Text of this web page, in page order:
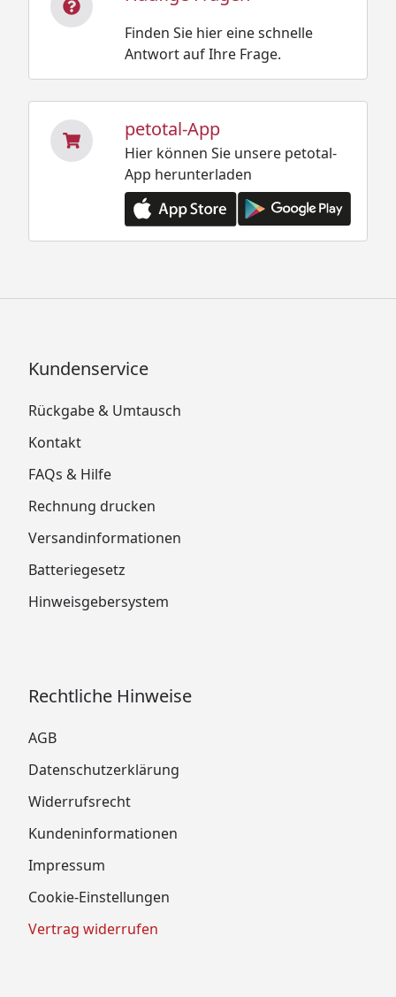
Finden Sie hier eine schnelle
Antwort auf Ihre Frage.
petotal-App
Hier können Sie unsere petotal-
App herunterladen
Kundenservice
Rückgabe & Umtausch
Kontakt
FAQs & Hilfe
Rechnung drucken
Versandinformationen
Batteriegesetz
Hinweisgebersystem
Rechtliche Hinweise
AGB
Datenschutzerklärung
Widerrufsrecht
Kundeninformationen
Impressum
Cookie-Einstellungen
Vertrag widerrufen